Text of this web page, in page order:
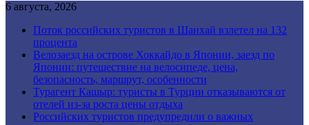
6 августа, 2026
Поток российских туристов в Шанхай взлетел на 132
процента
Велозаезд на острове Хоккайдо в Японии, заезд по
Японии: путешествие на велосипеде, цена,
безопасность, маршрут, особенности
Турагент Кашыр: туристы в Турции отказываются от
отелей из-за роста цены отдыха
Российских туристов предупредили о важных